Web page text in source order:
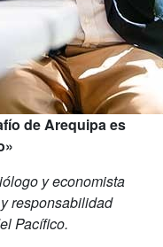
de Arequipa es
y economista
responsabilidad
Pacífico.